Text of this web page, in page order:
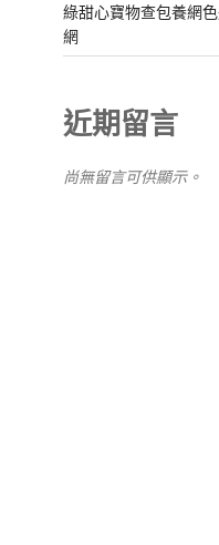
綠甜心寶物查包養網
網
近期留言
尚無留言可供顯示。